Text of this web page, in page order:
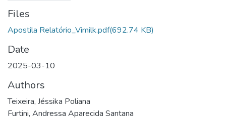
Files
Apostila Relatório_Vimilk.pdf(692.74 KB)
Date
2025-03-10
Authors
Teixeira, Jéssika Poliana
Furtini, Andressa Aparecida Santana